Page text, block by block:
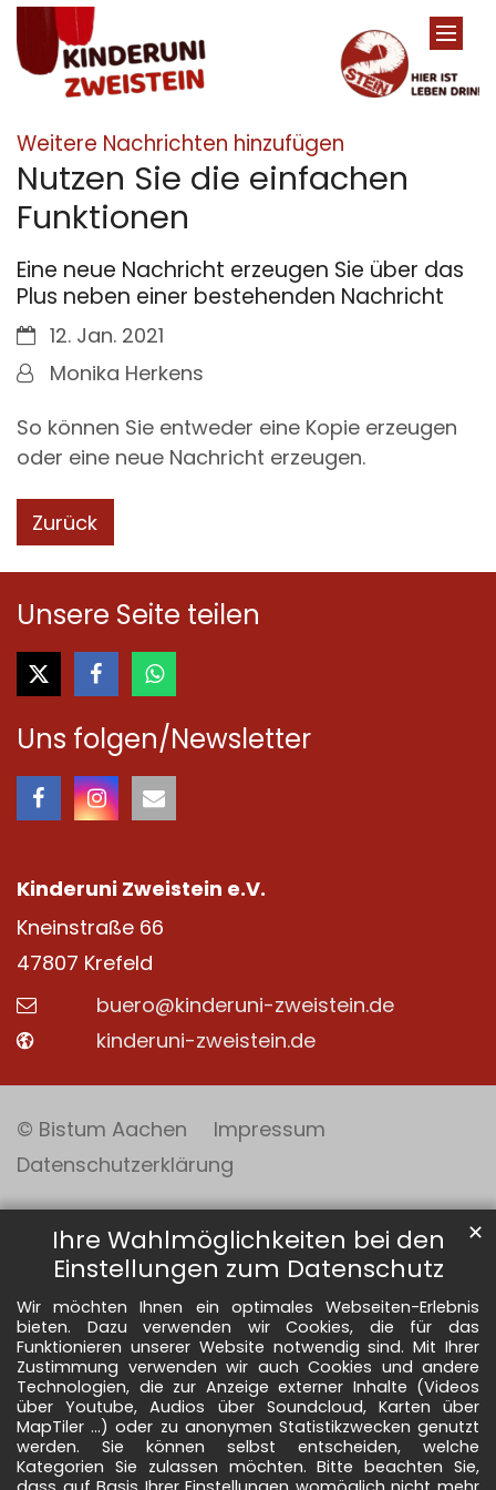
Ihre Wahlmöglichkeiten bei den
Einstellungen zum Datenschutz
Wir möchten Ihnen ein optimales Webseiten-Erlebnis
bieten. Dazu verwenden wir Cookies, die für das
Funktionieren unserer Website notwendig sind. Mit Ihrer
Zustimmung verwenden wir auch Cookies und andere
Technologien, die zur Anzeige externer Inhalte (Videos
über Youtube, Audios über Soundcloud, Karten über
MapTiler ...) oder zu anonymen Statistikzwecken genutzt
werden. Sie können selbst entscheiden, welche
Kategorien Sie zulassen möchten. Bitte beachten Sie,
✕
Zum Inhalt springen
Weitere Nachrichten hinzufügen
Nutzen Sie die einfachen
Funktionen
Eine neue Nachricht erzeugen Sie über das
Plus neben einer bestehenden Nachricht
Datum:12. Jan. 2021
Von:Monika Herkens
So können Sie entweder eine Kopie erzeugen
oder eine neue Nachricht erzeugen.
Zurück
Unsere Seite teilen
Uns folgen/Newsletter
Kinderuni Zweistein e.V.
Kneinstraße 66
47807 Krefeld
buero@kinderuni-zweistein.de
kinderuni-zweistein.de
© Bistum Aachen
Impressum
Datenschutzerklärung